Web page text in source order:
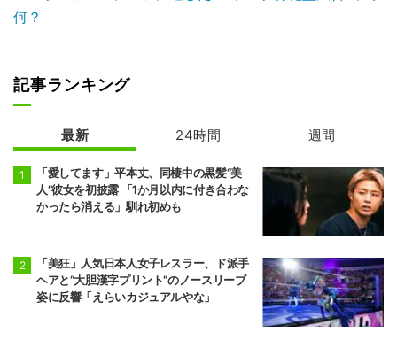
何？
記事ランキング
最新 24時間 週間
「愛してます」平本丈、同棲中の黒髪“美
人”彼女を初披露 「1か月以内に付き合わな
かったら消える」馴れ初めも
「美狂」人気日本人女子レスラー、ド派手
ヘアと“大胆漢字プリント”のノースリーブ
姿に反響「えらいカジュアルやな」